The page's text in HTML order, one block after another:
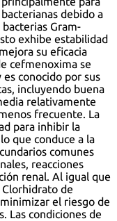
debido a
Gram-
exhibe estabilidad
su eficacia
cefmenoxima se
conocido por sus
incluyendo buena
relativamente
frecuente. La
para inhibir la
que conduce a la
comunes
reacciones
renal. Al igual que
de
el riesgo de
Las condiciones de